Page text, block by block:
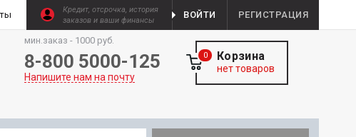
Кредит, отсрочка, история
заказов и ваши финансы
ВОЙТИ РЕГИСТРАЦИЯ
мин.заказ - 1000 руб.
8-800 5000-125
Напишите нам на почту
Корзина
0
нет товаров